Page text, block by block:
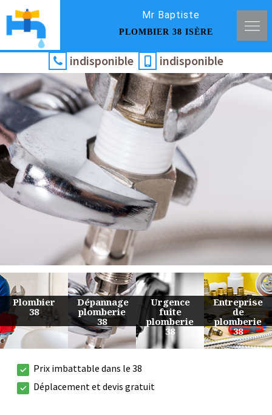
Mr Baptiste
PLOMBIER 38 ISÈRE
indisponible indisponible
Urgence
fuite
plomberie
38
Entreprise
de
plomberie
38
Travaux
de
plomberie
38
Devis
plomberie
38
Prix imbattable dans le 38
Déplacement et devis gratuit